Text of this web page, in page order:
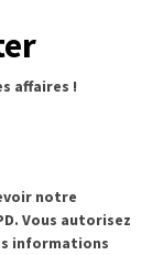
affaires !
notre
Vous autorisez
informations